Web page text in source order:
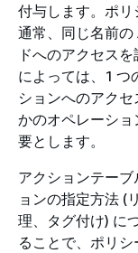
付与します。ポリ
通常、同じ名前の
ドへのアクセス
によっては、1 つ
ションへのアク
かのオペレーシ
要とします。
アクションテーブ
ョンの指定方法 (
理、タグ付け) に
ることで、ポリ